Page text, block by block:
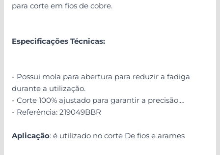
para corte em fios de cobre.
Especificações Técnicas:
- Possui mola para abertura para reduzir a fadiga
durante a utilização.
- Corte 100% ajustado para garantir a precisão.
- Referência: 219049BBR
Aplicação: é utilizado no corte De fios e arames